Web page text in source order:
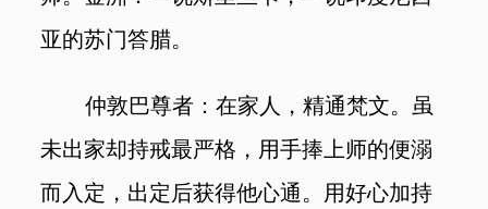
亚的苏门答腊。
仲敦巴尊者：在家人，精通梵文。虽
未出家却持戒最严格，用手捧上师的便溺
而入定，出定后获得他心通。用好心加持